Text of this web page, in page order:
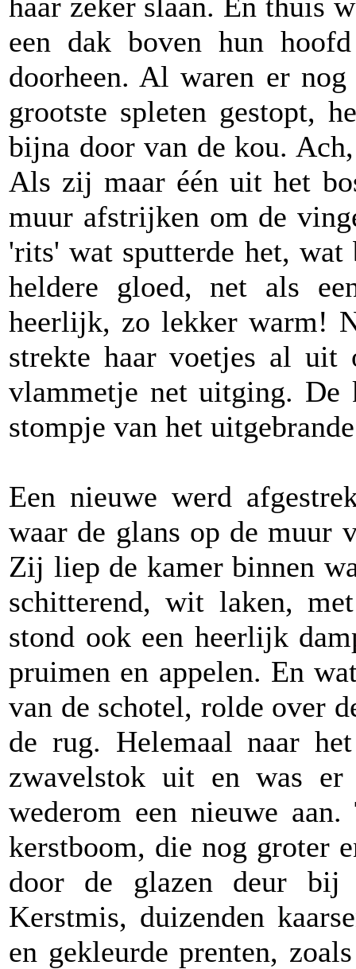
een dak boven hun
doorheen. Al waren er
grootste spleten gestopt,
bijna door van de kou.
Als zij maar één uit het
muur afstrijken om de
'rits' wat sputterde het, wat
heldere gloed, net als
heerlijk, zo lekker warm!
strekte haar voetjes al
vlammetje net uitging. De
stompje van het
Een nieuwe werd
waar de glans op de muur
Zij liep de kamer binnen
schitterend, wit laken,
stond ook een heerlijk
pruimen en appelen. En
van de schotel, rolde over
de rug. Helemaal naar
zwavelstok uit en was
wederom een nieuwe
kerstboom, die nog groter
door de glazen deur bij
Kerstmis, duizenden
en gekleurde prenten,